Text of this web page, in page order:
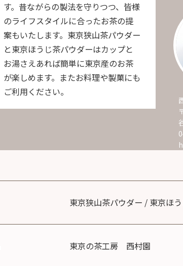
す。昔ながらの製法を守りつつ、皆様
のライフスタイルに合ったお茶の提
案もいたします。東京狭山茶パウダー
と東京ほうじ茶パウダーはカップと
お湯さえあれば簡単に東京産のお茶
が楽しめます。またお料理や製菓にも
ご利用ください。
東京狭山茶パウダー / 東京ほ
東京の茶工房 西村園